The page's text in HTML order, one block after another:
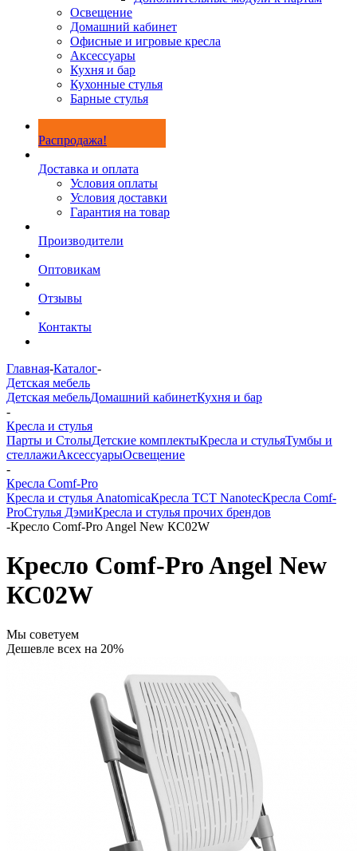
Освещение
Домашний кабинет
Офисные и игровые кресла
Аксессуары
Кухня и бар
Кухонные стулья
Барные стулья
Распродажа!
Доставка и оплата
Условия оплаты
Условия доставки
Гарантия на товар
Производители
Оптовикам
Отзывы
Контакты
Главная-Каталог-
Детская мебель
Детская мебельДомашний кабинетКухня и бар
-
Кресла и стулья
Парты и СтолыДетские комплектыКресла и стульяТумбы и
стеллажиАксессуарыОсвещение
-
Кресла Comf-Pro
Кресла и стулья AnatomicaКресла TCT NanotecКресла Comf-
ProСтулья ДэмиКресла и стулья прочих брендов
-Кресло Comf-Pro Angel New КС02W
Кресло Comf-Pro Angel New
КС02W
Мы советуем
Дешевле всех на 20%